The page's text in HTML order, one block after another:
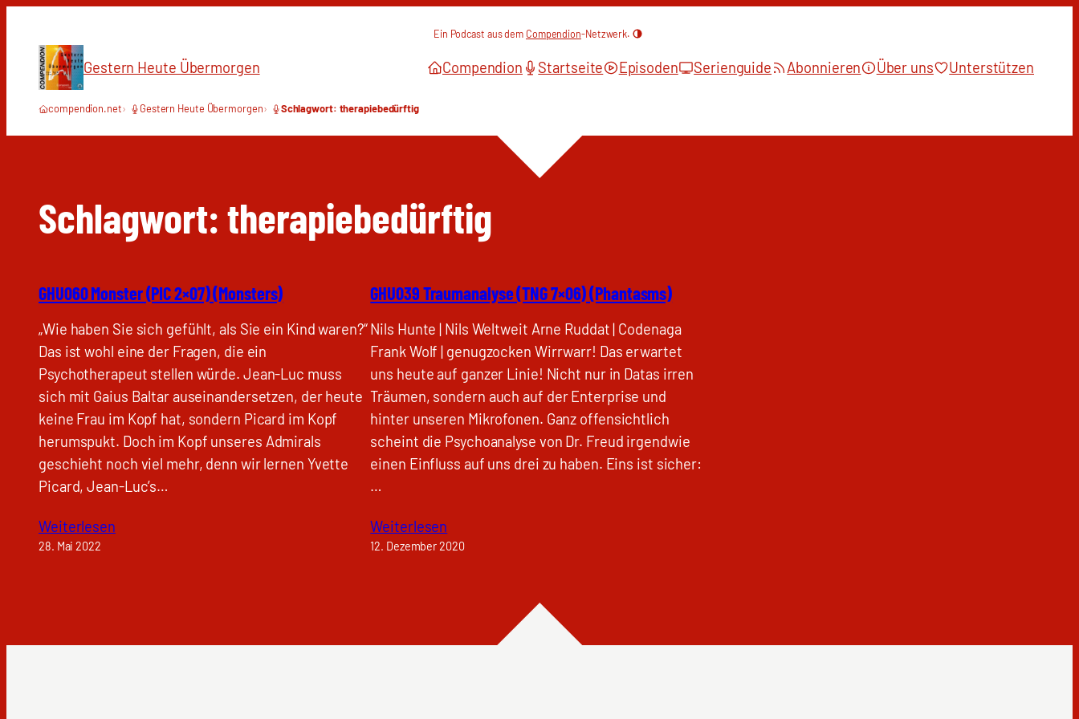
springen
Ein Podcast aus dem Compendion-Netzwerk.
Gestern Heute Übermorgen Compendion Startseite Episoden Serienguide Abonnieren Über uns Unterstützen
compendion.net Gestern Heute Übermorgen Schlagwort: therapiebedürftig
Schlagwort:therapiebedürftig
GHU060 Monster (PIC 2×07) (Monsters)
„Wie haben Sie sich gefühlt, als Sie ein Kind waren?“
Das ist wohl eine der Fragen, die ein
Psychotherapeut stellen würde. Jean-Luc muss
sich mit Gaius Baltar auseinandersetzen, der heute
keine Frau im Kopf hat, sondern Picard im Kopf
herumspukt. Doch im Kopf unseres Admirals
geschieht noch viel mehr, denn wir lernen Yvette
Picard, Jean-Luc’s…
Weiterlesen
28. Mai 2022
GHU039 Traumanalyse (TNG 7×06) (Phantasms)
Nils Hunte | Nils Weltweit Arne Ruddat | Codenaga
Frank Wolf | genugzocken Wirrwarr! Das erwartet
uns heute auf ganzer Linie! Nicht nur in Datas irren
Träumen, sondern auch auf der Enterprise und
hinter unseren Mikrofonen. Ganz offensichtlich
scheint die Psychoanalyse von Dr. Freud irgendwie
einen Einfluss auf uns drei zu haben. Eins ist sicher:
…
Weiterlesen
12. Dezember 2020